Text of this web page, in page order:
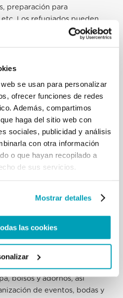
se usan para personalizar
ofrecer funciones de redes
Además, compartimos
haga del sitio web con
sociales, publicidad y análisis
con otra información
o que hayan recopilado a
de sus servicios.
Mostrar detalles
las cookies
preparación para
Los refugiados pueden
esperanza cuando
pueden mejorar la
la pandemia, unas 7.500
pertenecientes al
sus empleos y unos
que cerrar sus negocios.
a la vez empleados y
propia, tuvieron que
encuentro(EN) para dar
impuesto por la
un mercadillo en cuyos
realizados con
tradicionales, por
bolsos y adornos, así
de eventos, bodas y